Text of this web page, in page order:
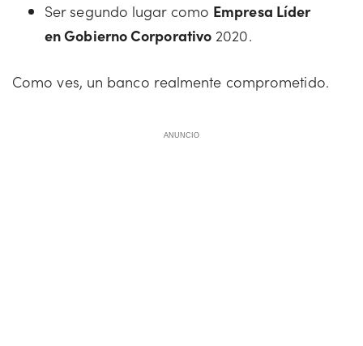
Ser segundo lugar como Empresa Líder
en Gobierno Corporativo 2020.
Como ves, un banco realmente comprometido.
ANUNCIO